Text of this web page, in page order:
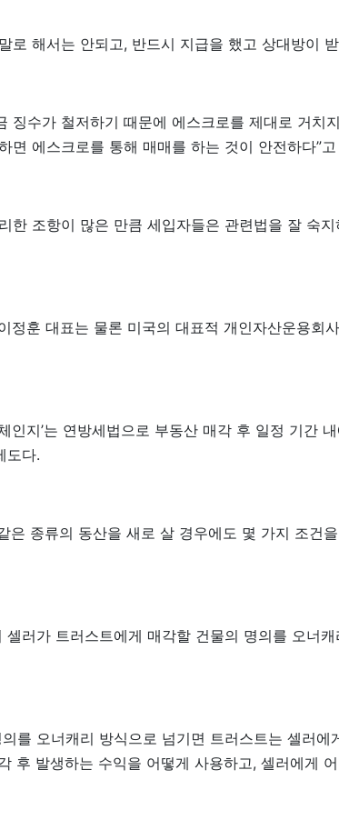
로 해서는 안되고, 반드시 지급을 했고 상대방이
징수가 철저하기 때문에 에스크로를 제대로 거치
면 에스크로를 통해 매매를 하는 것이 안전하다”
한 조항이 많은 만큼 세입자들은 관련법을 잘 숙
정훈 대표는 물론 미국의 대표적 개인자산운용회
인지’는 연방세법으로 부동산 매각 후 일정 기간
도다.
은 종류의 동산을 새로 살 경우에도 몇 가지 조건
러가 트러스트에게 매각할 건물의 명의를 오너
를 오너캐리 방식으로 넘기면 트러스트는 셀러
후 발생하는 수익을 어떻게 사용하고, 셀러에게